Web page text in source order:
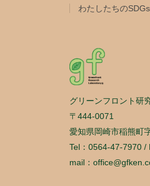
わたしたちの
グリーンフロント研
〒444-0071
愛知県岡崎市稲熊町
Tel：0564-47-7970 /
mail：